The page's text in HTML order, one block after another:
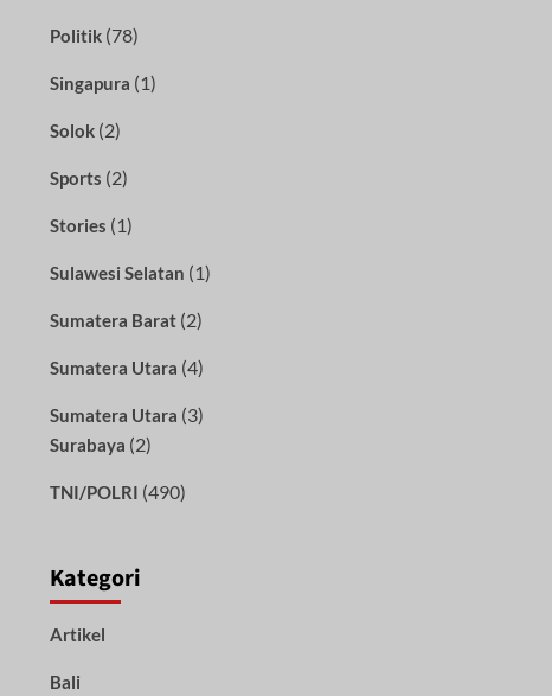
Politik(78)
Singapura (1)
Solok(2)
Sports (2)
Stories (1)
Sulawesi Selatan (1)
Sumatera Barat(2)
Sumatera Utara (4)
Sumatera Utara (3)
Surabaya (2)
TNI/POLRI (490)
Kategori
Artikel
Bali